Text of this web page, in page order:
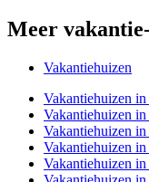
Meer
Vakantiehuizen
Vakantiehuizen
Vakantiehuizen
Vakantiehuizen
Vakantiehuizen
Vakantiehuizen